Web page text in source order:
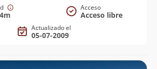
Acceso
Acceso libre
Actualizado el
05-07-2009